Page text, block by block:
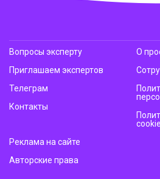
Вопросы эксперту
Приглашаем экспертов
Телеграм
Контакты
О
Реклама на сайте
Авторские права